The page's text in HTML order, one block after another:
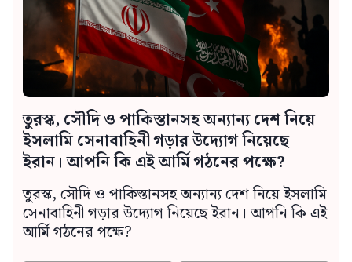
তুরস্ক, সৌদি ও পাকিস্তানসহ অন্যান্য দেশ নিয়ে
ইসলামি সেনাবাহিনী গড়ার উদ্যোগ নিয়েছে
ইরান। আপনি কি এই আর্মি গঠনের পক্ষে?
তুরস্ক, সৌদি ও পাকিস্তানসহ অন্যান্য দেশ নিয়ে ইসলামি
সেনাবাহিনী গড়ার উদ্যোগ নিয়েছে ইরান। আপনি কি এই
আর্মি গঠনের পক্ষে?